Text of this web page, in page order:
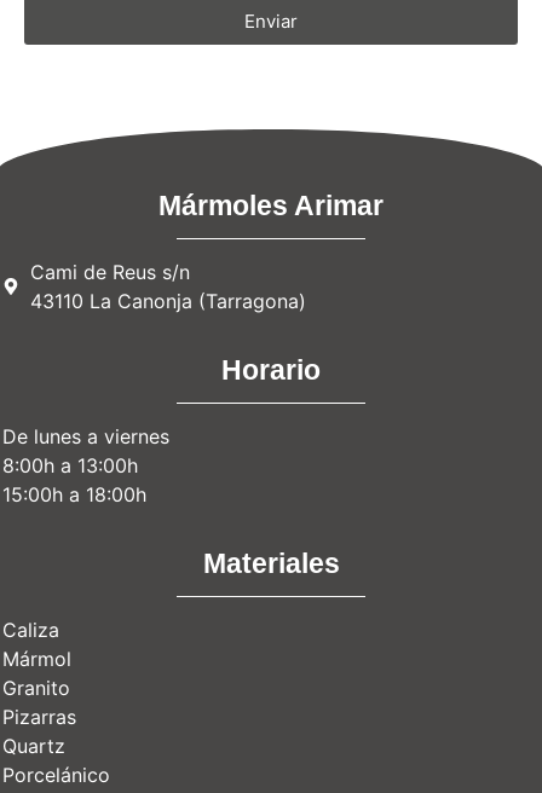
Enviar
Mármoles Arimar
Cami de Reus s/n
43110 La Canonja (Tarragona)
Horario
De lunes a viernes
8:00h a 13:00h
15:00h a 18:00h
Materiales
Caliza
Mármol
Granito
Pizarras
Quartz
Porcelánico